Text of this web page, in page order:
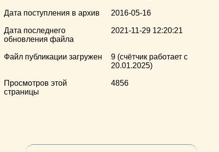
Дата поступления в архив 2016-05-16
Дата последнего
обновления файла
2021-11-29 12:20:21
Файл публикации загружен
9 (счётчик работает с
20.01.2025)
Просмотров этой
страницы
4856